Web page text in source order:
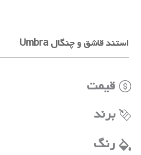
استند قاشق و چنگال Umbra
قیمت
برند
رنگ